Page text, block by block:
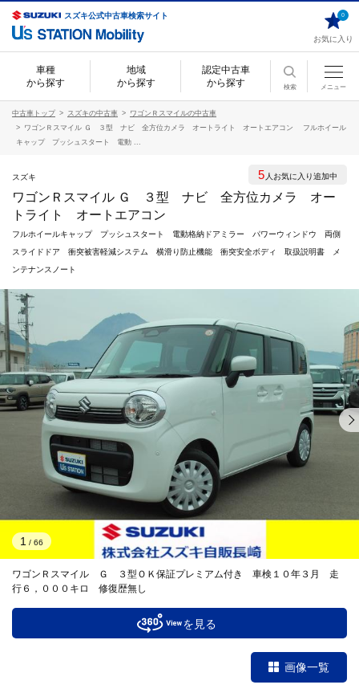
スズキ公式中古車検索サイト
お気に入り
0
車種
から探す
地域
から探す
認定中古車
から探す
検索 メニュー
中古車トップ スズキの中古車
ワゴンＲスマイルの中古車
ワゴンＲスマイル Ｇ ３型 ナビ 全方位カメラ オートライト オートエアコン フルホイール
キャップ プッシュスタート 電動 ...
スズキ
ワゴンＲスマイル Ｇ ３型 ナビ 全方位カメラ オー
トライト オートエアコン
フルホイールキャップ プッシュスタート 電動格納ドアミラー パワーウィンドウ 両側
スライドドア 衝突被害軽減システム 横滑り防止機能 衝突安全ボディ 取扱説明書 メ
ンテナンスノート
ワゴンＲスマイル Ｇ ３型ＯＫ保証プレミアム付き 車検１０年３月 走
行６，０００キロ 修復歴無し
1 / 66
を見る
画像一覧
5 人お気に入り追加中